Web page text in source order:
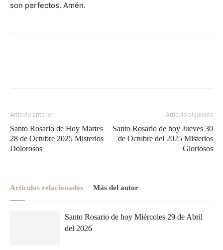
son perfectos. Amén.
Artículo anterior
Santo Rosario de Hoy Martes
28 de Octubre 2025 Misterios
Dolorosos
Artículo siguiente
Santo Rosario de hoy Jueves 30
de Octubre del 2025 Misterios
Gloriosos
Artículos relacionados Más del autor
Santo Rosario de hoy Miércoles 29 de Abril
del 2026